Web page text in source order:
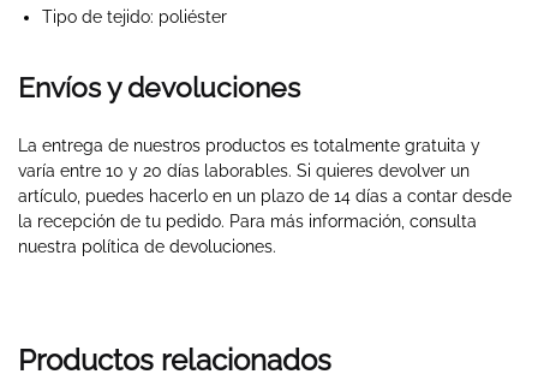
Tipo de tejido: poliéster
Envíos y devoluciones
La entrega de nuestros productos es totalmente gratuita y
varía entre 10 y 20 días laborables. Si quieres devolver un
artículo, puedes hacerlo en un plazo de 14 días a contar desde
la recepción de tu pedido. Para más información, consulta
nuestra política de devoluciones.
Productos relacionados